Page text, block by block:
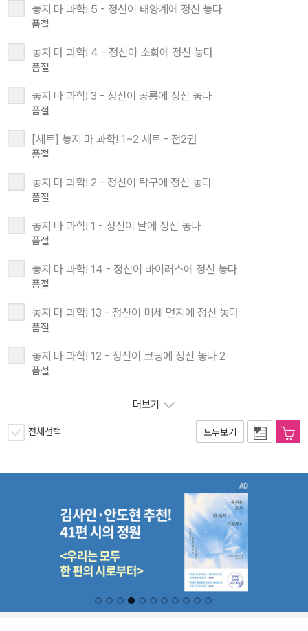
놓지 마 과학! 5 - 정신이 태양계에 정신 놓다
품절
놓지 마 과학! 4 - 정신이 소화에 정신 놓다
품절
놓지 마 과학! 3 - 정신이 공룡에 정신 놓다
품절
[세트] 놓지 마 과학! 1~2 세트 - 전2권
품절
놓지 마 과학! 2 - 정신이 탁구에 정신 놓다
품절
놓지 마 과학! 1 - 정신이 달에 정신 놓다
품절
놓지 마 과학! 14 - 정신이 바이러스에 정신 놓다
품절
놓지 마 과학! 13 - 정신이 미세 먼지에 정신 놓다
품절
놓지 마 과학! 12 - 정신이 코딩에 정신 놓다 2
품절
더보기
전체선택 모두보기